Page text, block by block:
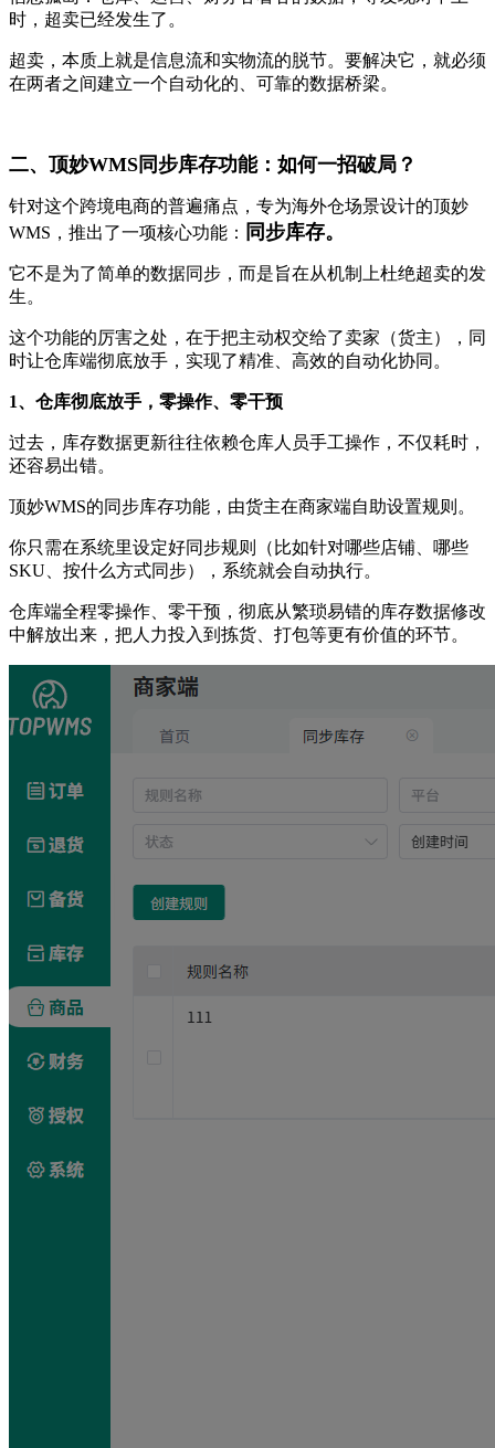
时，超卖已经发生了。
超卖，本质上就是信息流和实物流的脱节。要解决它，就必须
在两者之间建立一个自动化的、可靠的数据桥梁。
二、顶妙WMS同步库存功能：如何一招破局？
针对这个跨境电商的普遍痛点，专为海外仓场景设计的顶妙
WMS，推出了一项核心功能：
同步库存。
它不是为了简单的数据同步，而是旨在从机制上杜绝超卖的发
生。
这个功能的厉害之处，在于把主动权交给了卖家（货主），同
时让仓库端彻底放手，实现了精准、高效的自动化协同。
1、仓库彻底放手，零操作、零干预
过去，库存数据更新往往依赖仓库人员手工操作，不仅耗时，
还容易出错。
顶妙WMS的同步库存功能，由货主在商家端自助设置规则。
你只需在系统里设定好同步规则（比如针对哪些店铺、哪些
SKU、按什么方式同步），系统就会自动执行。
仓库端全程零操作、零干预，彻底从繁琐易错的库存数据修改
中解放出来，把人力投入到拣货、打包等更有价值的环节。